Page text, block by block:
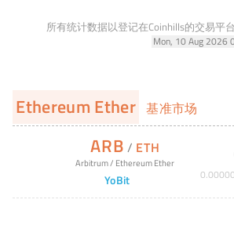
所有统计数据以登记在Coinhills的交易平
Mon, 10 Aug 2026
Ethereum Ether 基准市场
ARB / ETH
Arbitrum/ Ethereum Ether
YoBit 0.